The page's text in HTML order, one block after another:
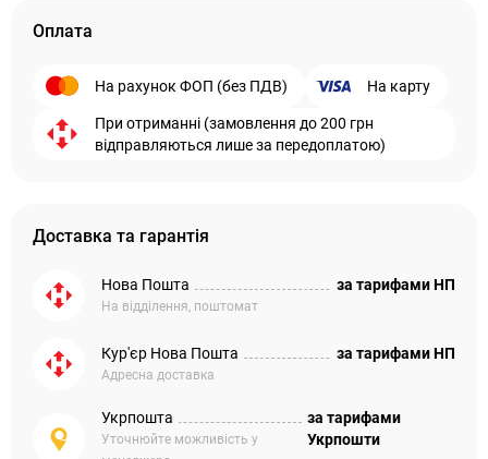
Оплата
На рахунок ФОП (без ПДВ) На карту
При отриманні (замовлення до 200 грн
відправляються лише за передоплатою)
Доставка та гарантія
Нова Пошта
На відділення, поштомат
за тарифами НП
Кур'єр Нова Пошта
Адресна доставка
за тарифами НП
Укрпошта
Уточнюйте можливість у
за тарифами
Укрпошти